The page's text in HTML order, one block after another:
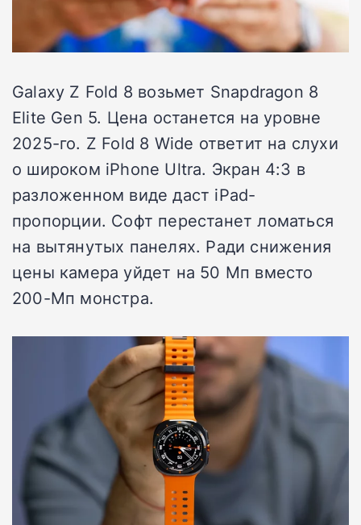
Galaxy Z Fold 8 возьмет Snapdragon 8
Elite Gen 5. Цена останется на уровне
2025-го. Z Fold 8 Wide ответит на слухи
о широком iPhone Ultra. Экран 4:3 в
разложенном виде даст iPad-
пропорции. Софт перестанет ломаться
на вытянутых панелях. Ради снижения
цены камера уйдет на 50 Мп вместо
200-Мп монстра.